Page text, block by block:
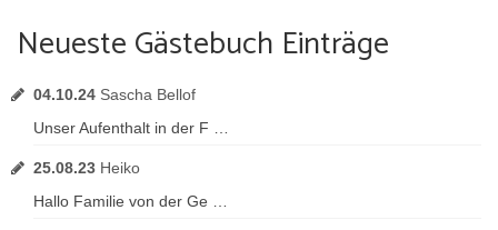
Neueste Gästebuch Einträge
04.10.24 Sascha Bellof
Unser Aufenthalt in der F …
25.08.23 Heiko
Hallo Familie von der Ge …